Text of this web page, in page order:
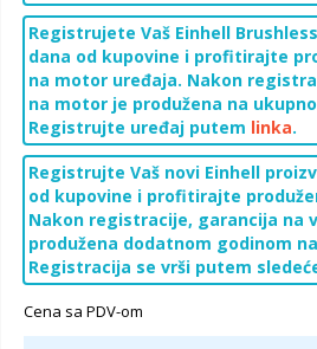
Registrujete Vaš Einhell
dana od kupovine i profitirajte
na motor uređaja. Nakon
na motor je produžena na
Registrujte uređaj putem linka.
Registrujte Vaš novi Einhell
od kupovine i profitirajte
Nakon registracije, garancija na
produžena dodatnom godinom
Registracija se vrši putem
Cena sa PDV-om